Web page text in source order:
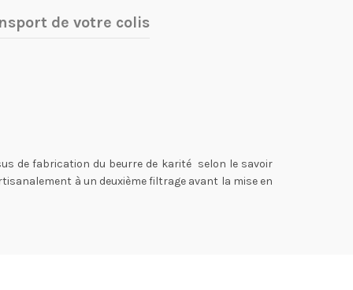
de votre colis
de fabrication du beurre de karité selon le savoir
à un deuxième filtrage avant la mise en